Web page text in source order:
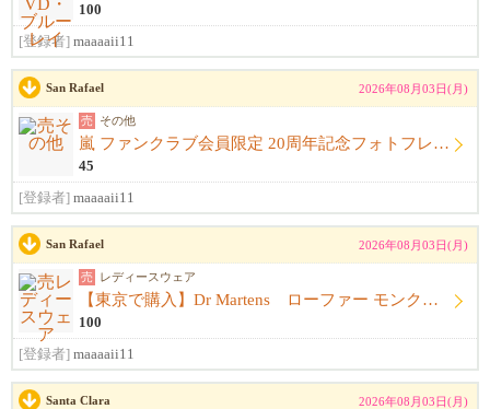
100
[登録者] maaaaii11
San Rafael 2026年08月03日(月)
売 その他
嵐 ファンクラブ会員限定 20周年記念フォトフレーム
45
[登録者] maaaaii11
San Rafael 2026年08月03日(月)
売 レディースウェア
【東京で購入】Dr Martens ローファー モンクストラップ 黒 サイズ23.5cm〜24.0cm ドクターマーチン
100
[登録者] maaaaii11
Santa Clara 2026年08月03日(月)